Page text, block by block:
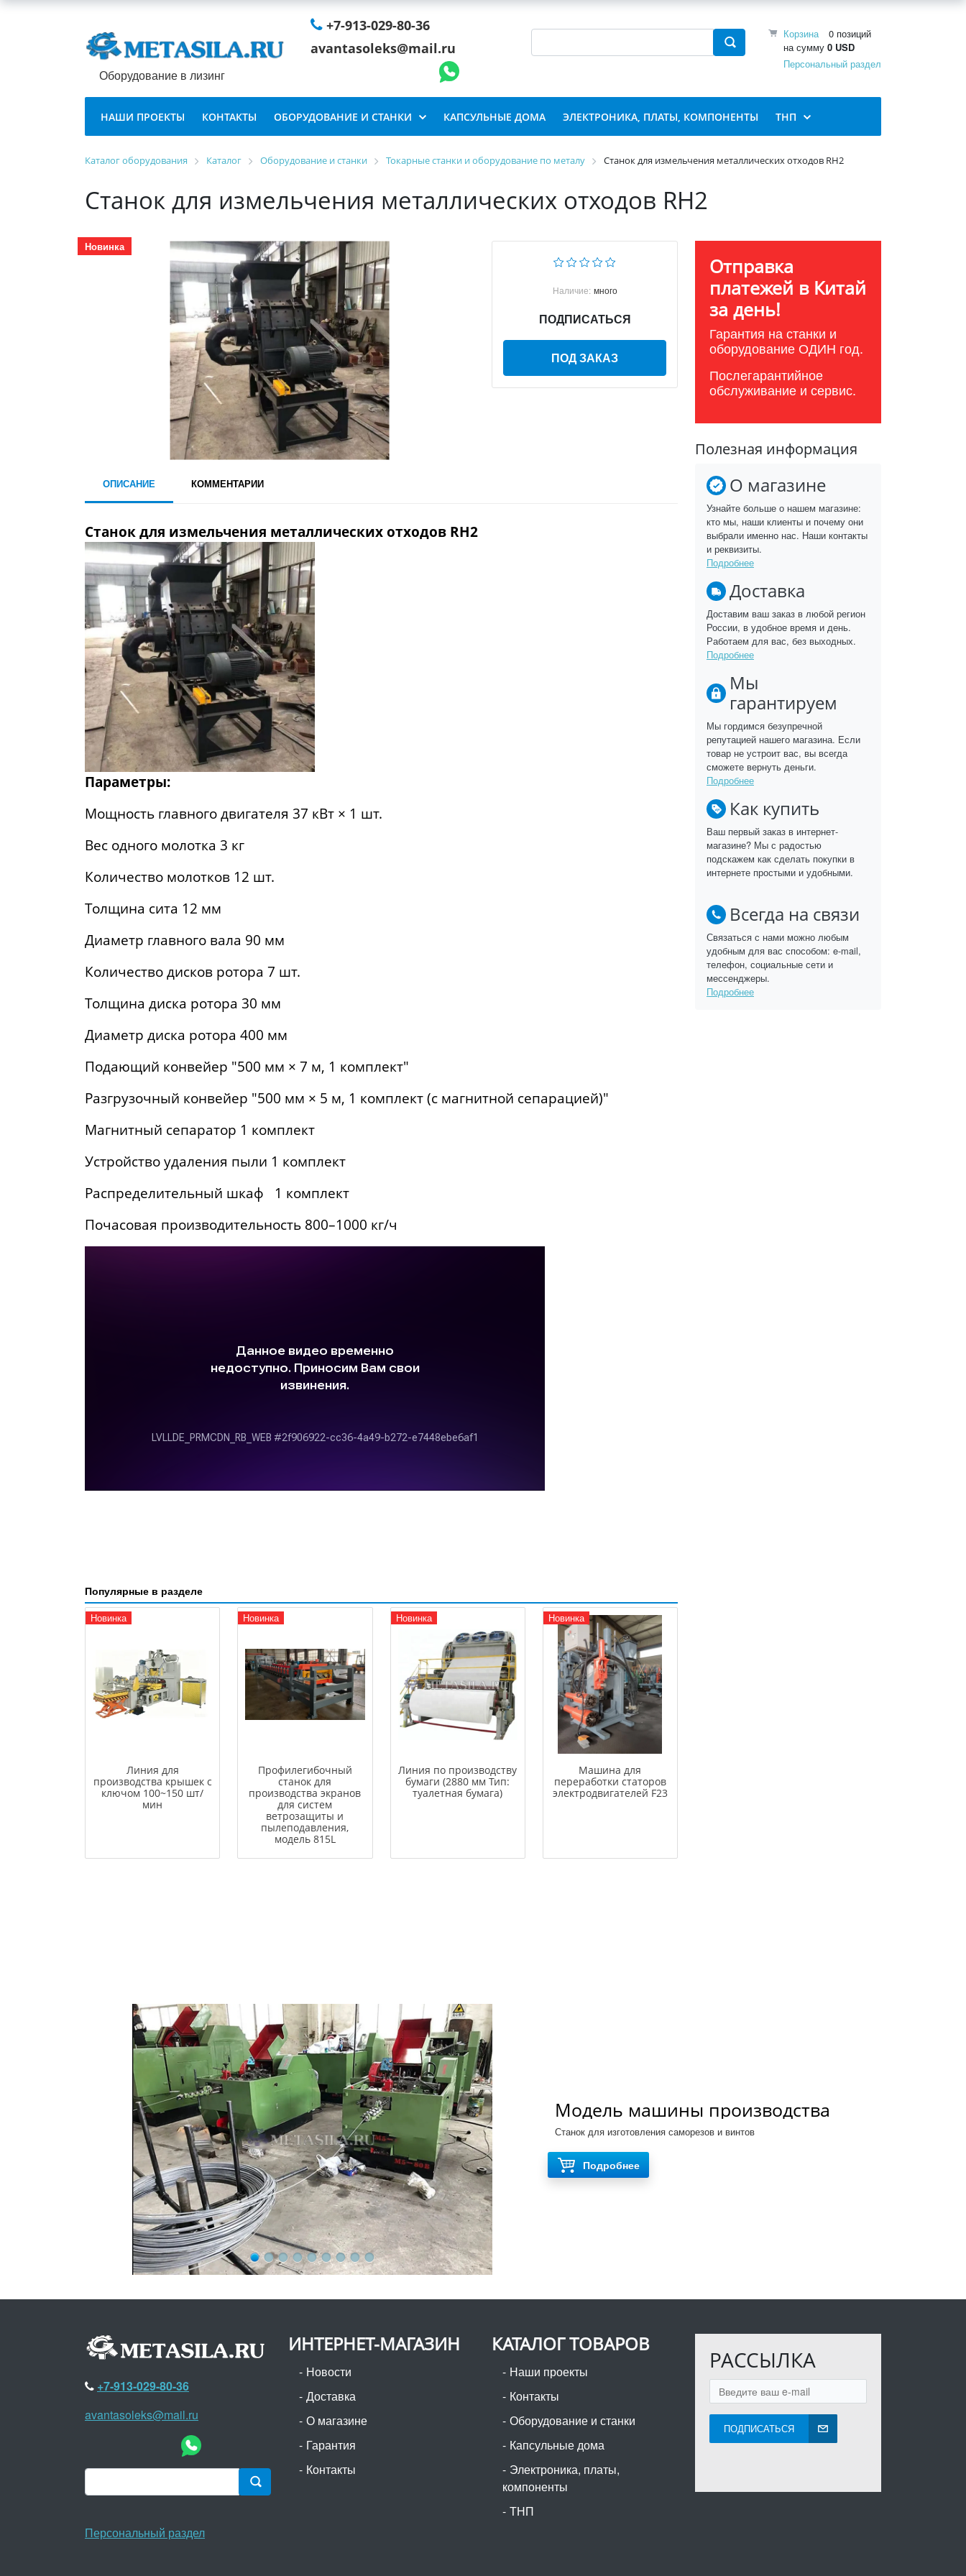
Оборудование в лизинг
Корзина
0 позиций
на сумму 0 USD
Персональный раздел
+7-913-029-80-36
avantasoleks@mail.ru
НАШИ ПРОЕКТЫ КОНТАКТЫ ОБОРУДОВАНИЕ И СТАНКИ КАПСУЛЬНЫЕ ДОМА ЭЛЕКТРОНИКА, ПЛАТЫ, КОМПОНЕНТЫ ТНП
Каталог оборудования Каталог Оборудование и станки Токарные станки и оборудование по металу Станок для измельчения металлических отходов RH2
Станок для измельчения металлических отходов RH2
Новинка
Наличие: много
ПОДПИСАТЬСЯ
ПОД ЗАКАЗ
ОПИСАНИЕ КОММЕНТАРИИ
Станок для измельчения металлических отходов RH2
Параметры:
Мощность главного двигателя 37 кВт × 1 шт.
Вес одного молотка 3 кг
Количество молотков 12 шт.
Толщина сита 12 мм
Диаметр главного вала 90 мм
Количество дисков ротора 7 шт.
Толщина диска ротора 30 мм
Диаметр диска ротора 400 мм
Подающий конвейер "500 мм × 7 м, 1 комплект"
Разгрузочный конвейер "500 мм × 5 м, 1 комплект (с магнитной сепарацией)"
Магнитный сепаратор 1 комплект
Устройство удаления пыли 1 комплект
Распределительный шкаф 1 комплект
Почасовая производительность 800–1000 кг/ч
Популярные в разделе
Новинка
Линия для
производства крышек с
ключом 100~150 шт/
мин
Новинка
Профилегибочный
станок для
производства экранов
для систем
ветрозащиты и
пылеподавления,
модель 815L
Новинка
Линия по производству
бумаги (2880 мм Тип:
туалетная бумага)
Новинка
Машина для
переработки статоров
электродвигателей F23
Отправка
платежей в Китай
за день!
Гарантия на станки и
оборудование ОДИН год.
Послегарантийное
обслуживание и сервис.
Полезная информация
О магазине
Узнайте больше о нашем магазине:
кто мы, наши клиенты и почему они
выбрали именно нас. Наши контакты
и реквизиты.
Подробнее
Доставка
Доставим ваш заказ в любой регион
России, в удобное время и день.
Работаем для вас, без выходных.
Подробнее
Мы
гарантируем
Мы гордимся безупречной
репутацией нашего магазина. Если
товар не устроит вас, вы всегда
сможете вернуть деньги.
Подробнее
Как купить
Ваш первый заказ в интернет-
магазине? Мы с радостью
подскажем как сделать покупки в
интернете простыми и удобными.
Всегда на связи
Связаться с нами можно любым
удобным для вас способом: e-mail,
телефон, социальные сети и
мессенджеры.
Подробнее
Модель машины производства
саморезов
Станок для изготовления саморезов и винтов
Подробнее
ИНТЕРНЕТ-МАГАЗИН
Новости
Доставка
О магазине
Гарантия
Контакты
КАТАЛОГ ТОВАРОВ
Наши проекты
Контакты
Оборудование и станки
Капсульные дома
Электроника, платы,
компоненты
ТНП
РАССЫЛКА
ПОДПИСАТЬСЯ
+7-913-029-80-36
avantasoleks@mail.ru
Персональный раздел